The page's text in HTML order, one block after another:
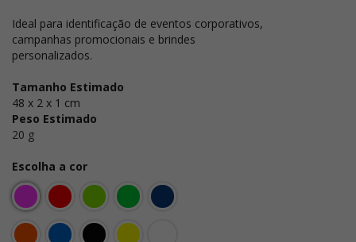
Ideal para identificação de eventos corporativos,
campanhas promocionais e brindes
personalizados.
Tamanho Estimado
48 x 2 x 1 cm
Peso Estimado
20 g
Escolha a cor